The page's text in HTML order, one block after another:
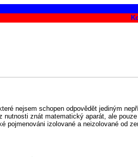
nejsem schopen odpovědět jediným
znát matematický aparát, ale
pojmenováni izolované a neizolované od